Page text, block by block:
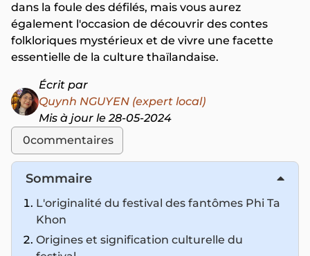
dans la foule des défilés, mais vous aurez
également l'occasion de découvrir des contes
folkloriques mystérieux et de vivre une facette
essentielle de la culture thaïlandaise.
Écrit par
Quynh NGUYEN (expert local)
Mis à jour le 28-05-2024
0commentaires
Sommaire
L'originalité du festival des fantômes Phi Ta
Khon
Origines et signification culturelle du